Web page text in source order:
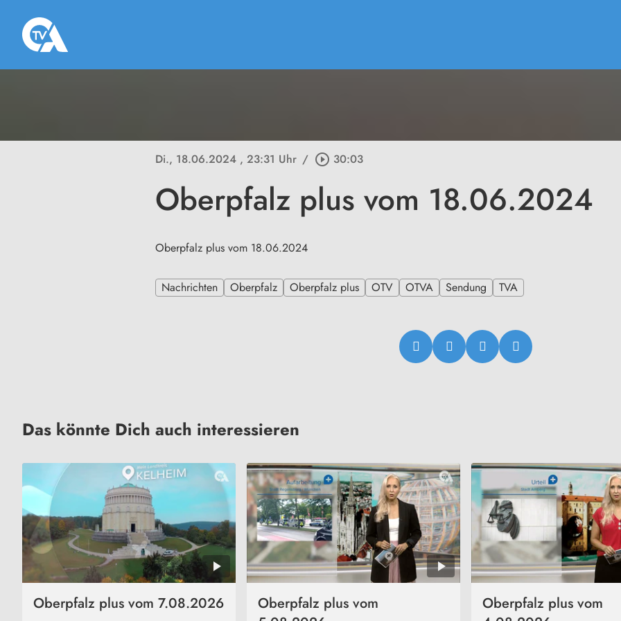
Di., 18.06.2024 , 23:31 Uhr / play_circle_outline 30:03
Oberpfalz plus vom 18.06.2024
Oberpfalz plus vom 18.06.2024
Nachrichten Oberpfalz Oberpfalz plus OTV OTVA Sendung TVA
Das könnte Dich auch interessieren
Oberpfalz plus vom 7.08.2026
Oberpfalz plus vom
Oberpfalz plus vom